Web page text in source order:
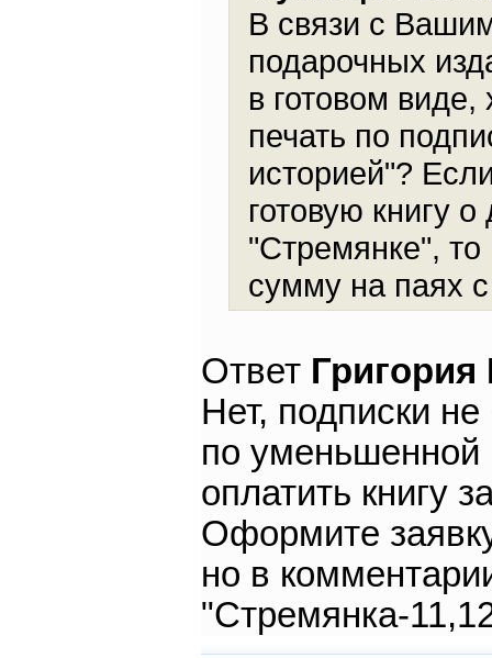
В связи с
подарочных
в готовом виде,
печать по
историей"?
готовую книгу
"Стремянке", то
сумму на паях
Ответ
Нет, подписки
по
оплатить книгу
Оформите
но в
"Стремянка-